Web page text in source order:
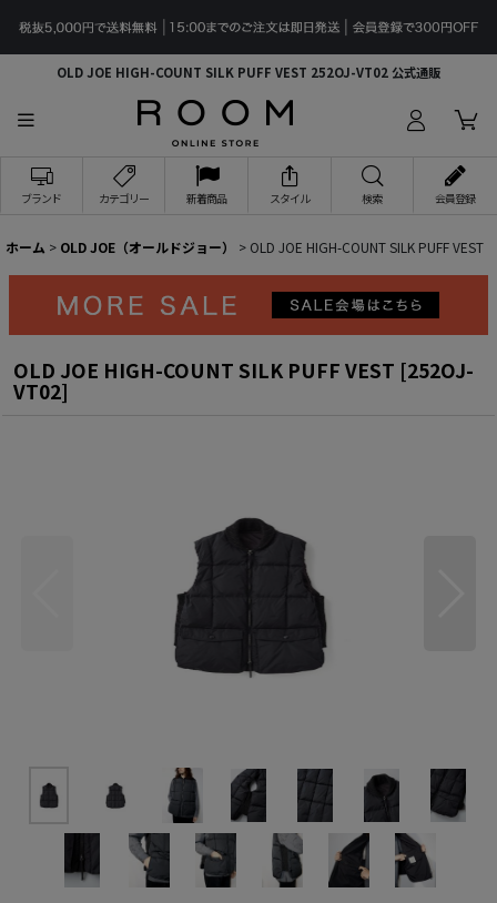
OLD JOE HIGH-COUNT SILK PUFF VEST 252OJ-VT02 公式通販
ブランド カテゴリー 新着商品 スタイル 検索 会員登録
ホーム > OLD JOE（オールドジョー） > OLD JOE HIGH-COUNT SILK PUFF VEST
OLD JOE HIGH-COUNT SILK PUFF VEST [252OJ-
VT02]